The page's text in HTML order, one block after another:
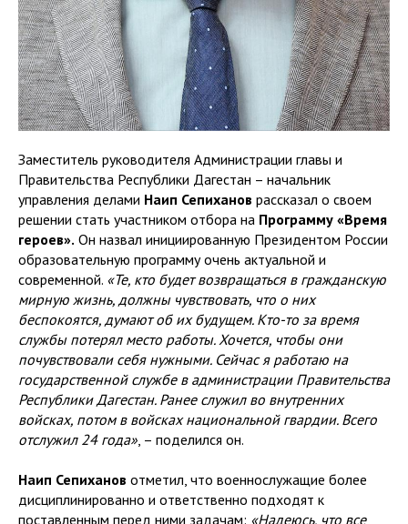
Заместитель руководителя Администрации главы и
Правительства Республики Дагестан – начальник
управления делами Наип Сепиханов рассказал о своем
решении стать участником отбора на Программу «Время
героев». Он назвал инициированную Президентом России
образовательную программу очень актуальной и
современной. «Те, кто будет возвращаться в гражданскую
мирную жизнь, должны чувствовать, что о них
беспокоятся, думают об их будущем. Кто-то за время
службы потерял место работы. Хочется, чтобы они
почувствовали себя нужными. Сейчас я работаю на
государственной службе в администрации Правительства
Республики Дагестан. Ранее служил во внутренних
войсках, потом в войсках национальной гвардии. Всего
отслужил 24 года», – поделился он.
Наип Сепиханов отметил, что военнослужащие более
дисциплинированно и ответственно подходят к
поставленным перед ними задачам: «Надеюсь, что все